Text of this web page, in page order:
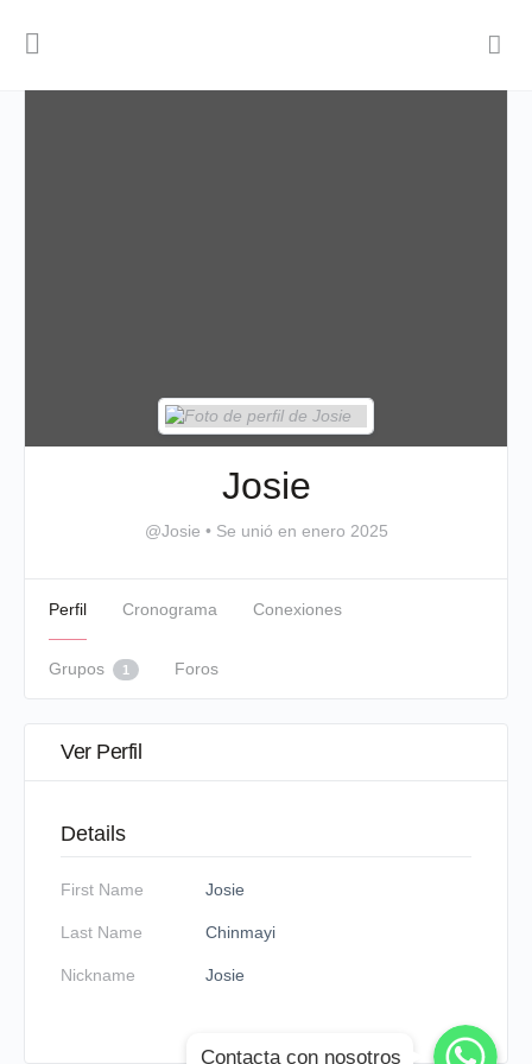
Josie
@Josie • Se unió en enero 2025
Perfil Cronograma Conexiones
Grupos 1 Foros
Ver Perfil
Details
First Name Josie
Last Name Chinmayi
Nickname Josie
WhatsApp
WhatsApp
WhatsApp
Contacta con nosotros